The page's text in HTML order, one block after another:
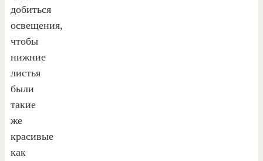
добиться
освещения,
чтобы
нижние
листья
были
такие
же
красивые
как